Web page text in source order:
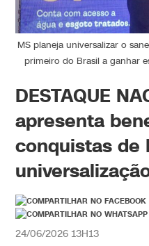
MS planeja universalizar o
primeiro do Brasil a ganhar
DESTAQUE
apresenta
conquistas de
24/06/2026 13H13